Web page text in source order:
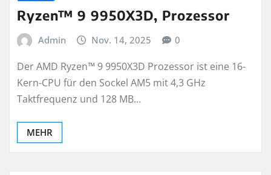
Ryzen™ 9 9950X3D, Prozessor
Admin Nov. 14, 2025 0
Der AMD Ryzen™ 9 9950X3D Prozessor ist eine 16-
Kern-CPU für den Sockel AM5 mit 4,3 GHz
Taktfrequenz und 128 MB…
MEHR